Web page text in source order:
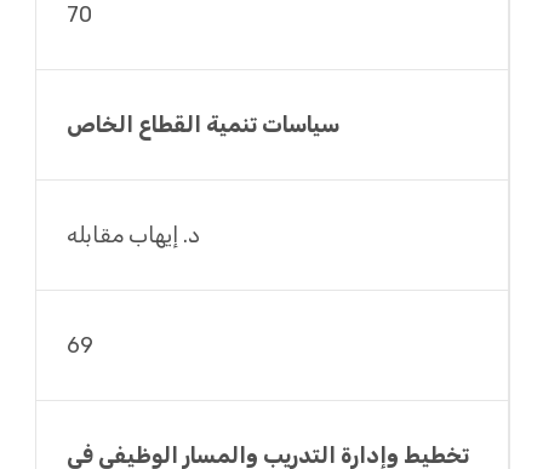
70
سياسات تنمية القطاع الخاص
د. إيهاب مقابله
69
تخطيط وإدارة التدريب والمسار الوظيفي في